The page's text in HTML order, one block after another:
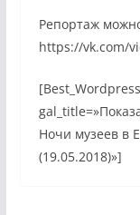
Репортаж
https://vk.com/
Ночи музеев в
(19.05.2018)»]